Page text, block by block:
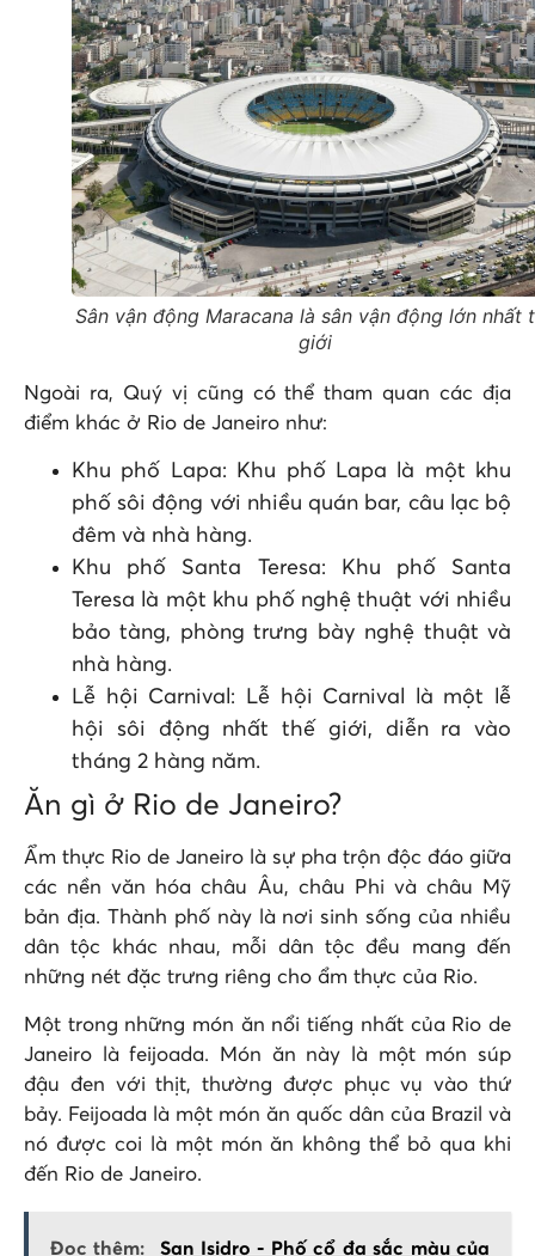
Sân vận động Maracana là sân vận động lớn nhất
giới
Ngoài ra, Quý vị cũng có thể tham quan các địa
điểm khác ở Rio de Janeiro như:
Khu phố Lapa: Khu phố Lapa là một khu
phố sôi động với nhiều quán bar, câu lạc bộ
đêm và nhà hàng.
Khu phố Santa Teresa: Khu phố Santa
Teresa là một khu phố nghệ thuật với nhiều
bảo tàng, phòng trưng bày nghệ thuật và
nhà hàng.
Lễ hội Carnival: Lễ hội Carnival là một lễ
hội sôi động nhất thế giới, diễn ra vào
tháng 2 hàng năm.
Ăn gì ở Rio de Janeiro?
Ẩm thực Rio de Janeiro là sự pha trộn độc đáo giữa
các nền văn hóa châu Âu, châu Phi và châu Mỹ
bản địa. Thành phố này là nơi sinh sống của nhiều
dân tộc khác nhau, mỗi dân tộc đều mang đến
những nét đặc trưng riêng cho ẩm thực của Rio.
Một trong những món ăn nổi tiếng nhất của Rio de
Janeiro là feijoada. Món ăn này là một món súp
đậu đen với thịt, thường được phục vụ vào thứ
bảy. Feijoada là một món ăn quốc dân của Brazil và
nó được coi là một món ăn không thể bỏ qua khi
đến Rio de Janeiro.
Đọc thêm:
San Isidro - Phố cổ đa sắc màu của